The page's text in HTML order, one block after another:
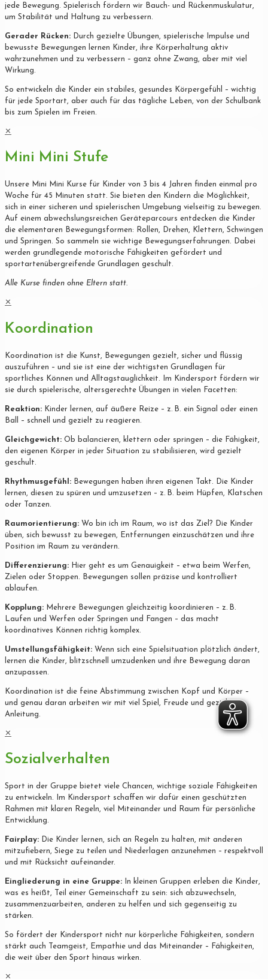
jede Bewegung. Spielerisch fördern wir Bauch- und Rückenmuskulatur,
um Stabilität und Haltung zu verbessern.
Gerader Rücken: Durch gezielte Übungen, spielerische Impulse und
bewusste Bewegungen lernen Kinder, ihre Körperhaltung aktiv
wahrzunehmen und zu verbessern – ganz ohne Zwang, aber mit viel
Wirkung.
So entwickeln die Kinder ein stabiles, gesundes Körpergefühl – wichtig
für jede Sportart, aber auch für das tägliche Leben, von der Schulbank
bis zum Spielen im Freien.
✕
Mini Mini Stufe
Unsere Mini Mini Kurse für Kinder von 3 bis 4 Jahren finden einmal pro
Woche für 45 Minuten statt. Sie bieten den Kindern die Möglichkeit,
sich in einer sicheren und spielerischen Umgebung vielseitig zu bewegen.
Auf einem abwechslungsreichen Geräteparcours entdecken die Kinder
die elementaren Bewegungsformen: Rollen, Drehen, Klettern, Schwingen
und Springen. So sammeln sie wichtige Bewegungserfahrungen. Dabei
werden grundlegende motorische Fähigkeiten gefördert und
sportartenübergreifende Grundlagen geschult.
Alle Kurse finden ohne Eltern statt.
✕
Koordination
Koordination ist die Kunst, Bewegungen gezielt, sicher und flüssig
auszuführen – und sie ist eine der wichtigsten Grundlagen für
sportliches Können und Alltagstauglichkeit. Im Kindersport fördern wir
sie durch spielerische, altersgerechte Übungen in vielen Facetten:
Reaktion: Kinder lernen, auf äußere Reize – z. B. ein Signal oder einen
Ball – schnell und gezielt zu reagieren.
Gleichgewicht: Ob balancieren, klettern oder springen – die Fähigkeit,
den eigenen Körper in jeder Situation zu stabilisieren, wird gezielt
geschult.
Rhythmusgefühl: Bewegungen haben ihren eigenen Takt. Die Kinder
lernen, diesen zu spüren und umzusetzen – z. B. beim Hüpfen, Klatschen
oder Tanzen.
Raumorientierung: Wo bin ich im Raum, wo ist das Ziel? Die Kinder
üben, sich bewusst zu bewegen, Entfernungen einzuschätzen und ihre
Position im Raum zu verändern.
Differenzierung: Hier geht es um Genauigkeit – etwa beim Werfen,
Zielen oder Stoppen. Bewegungen sollen präzise und kontrolliert
ablaufen.
Kopplung: Mehrere Bewegungen gleichzeitig koordinieren – z. B.
Laufen und Werfen oder Springen und Fangen – das macht
koordinatives Können richtig komplex.
Umstellungsfähigkeit: Wenn sich eine Spielsituation plötzlich ändert,
lernen die Kinder, blitzschnell umzudenken und ihre Bewegung daran
anzupassen.
Koordination ist die feine Abstimmung zwischen Kopf und Körper –
und genau daran arbeiten wir mit viel Spiel, Freude und gezielter
Anleitung.
✕
Sozialverhalten
Sport in der Gruppe bietet viele Chancen, wichtige soziale Fähigkeiten
zu entwickeln. Im Kindersport schaffen wir dafür einen geschützten
Rahmen mit klaren Regeln, viel Miteinander und Raum für persönliche
Entwicklung.
Fairplay: Die Kinder lernen, sich an Regeln zu halten, mit anderen
mitzufiebern, Siege zu teilen und Niederlagen anzunehmen – respektvoll
und mit Rücksicht aufeinander.
Eingliederung in eine Gruppe: In kleinen Gruppen erleben die Kinder,
was es heißt, Teil einer Gemeinschaft zu sein: sich abzuwechseln,
zusammenzuarbeiten, anderen zu helfen und sich gegenseitig zu
stärken.
So fördert der Kindersport nicht nur körperliche Fähigkeiten, sondern
stärkt auch Teamgeist, Empathie und das Miteinander – Fähigkeiten,
die weit über den Sport hinaus wirken.
✕